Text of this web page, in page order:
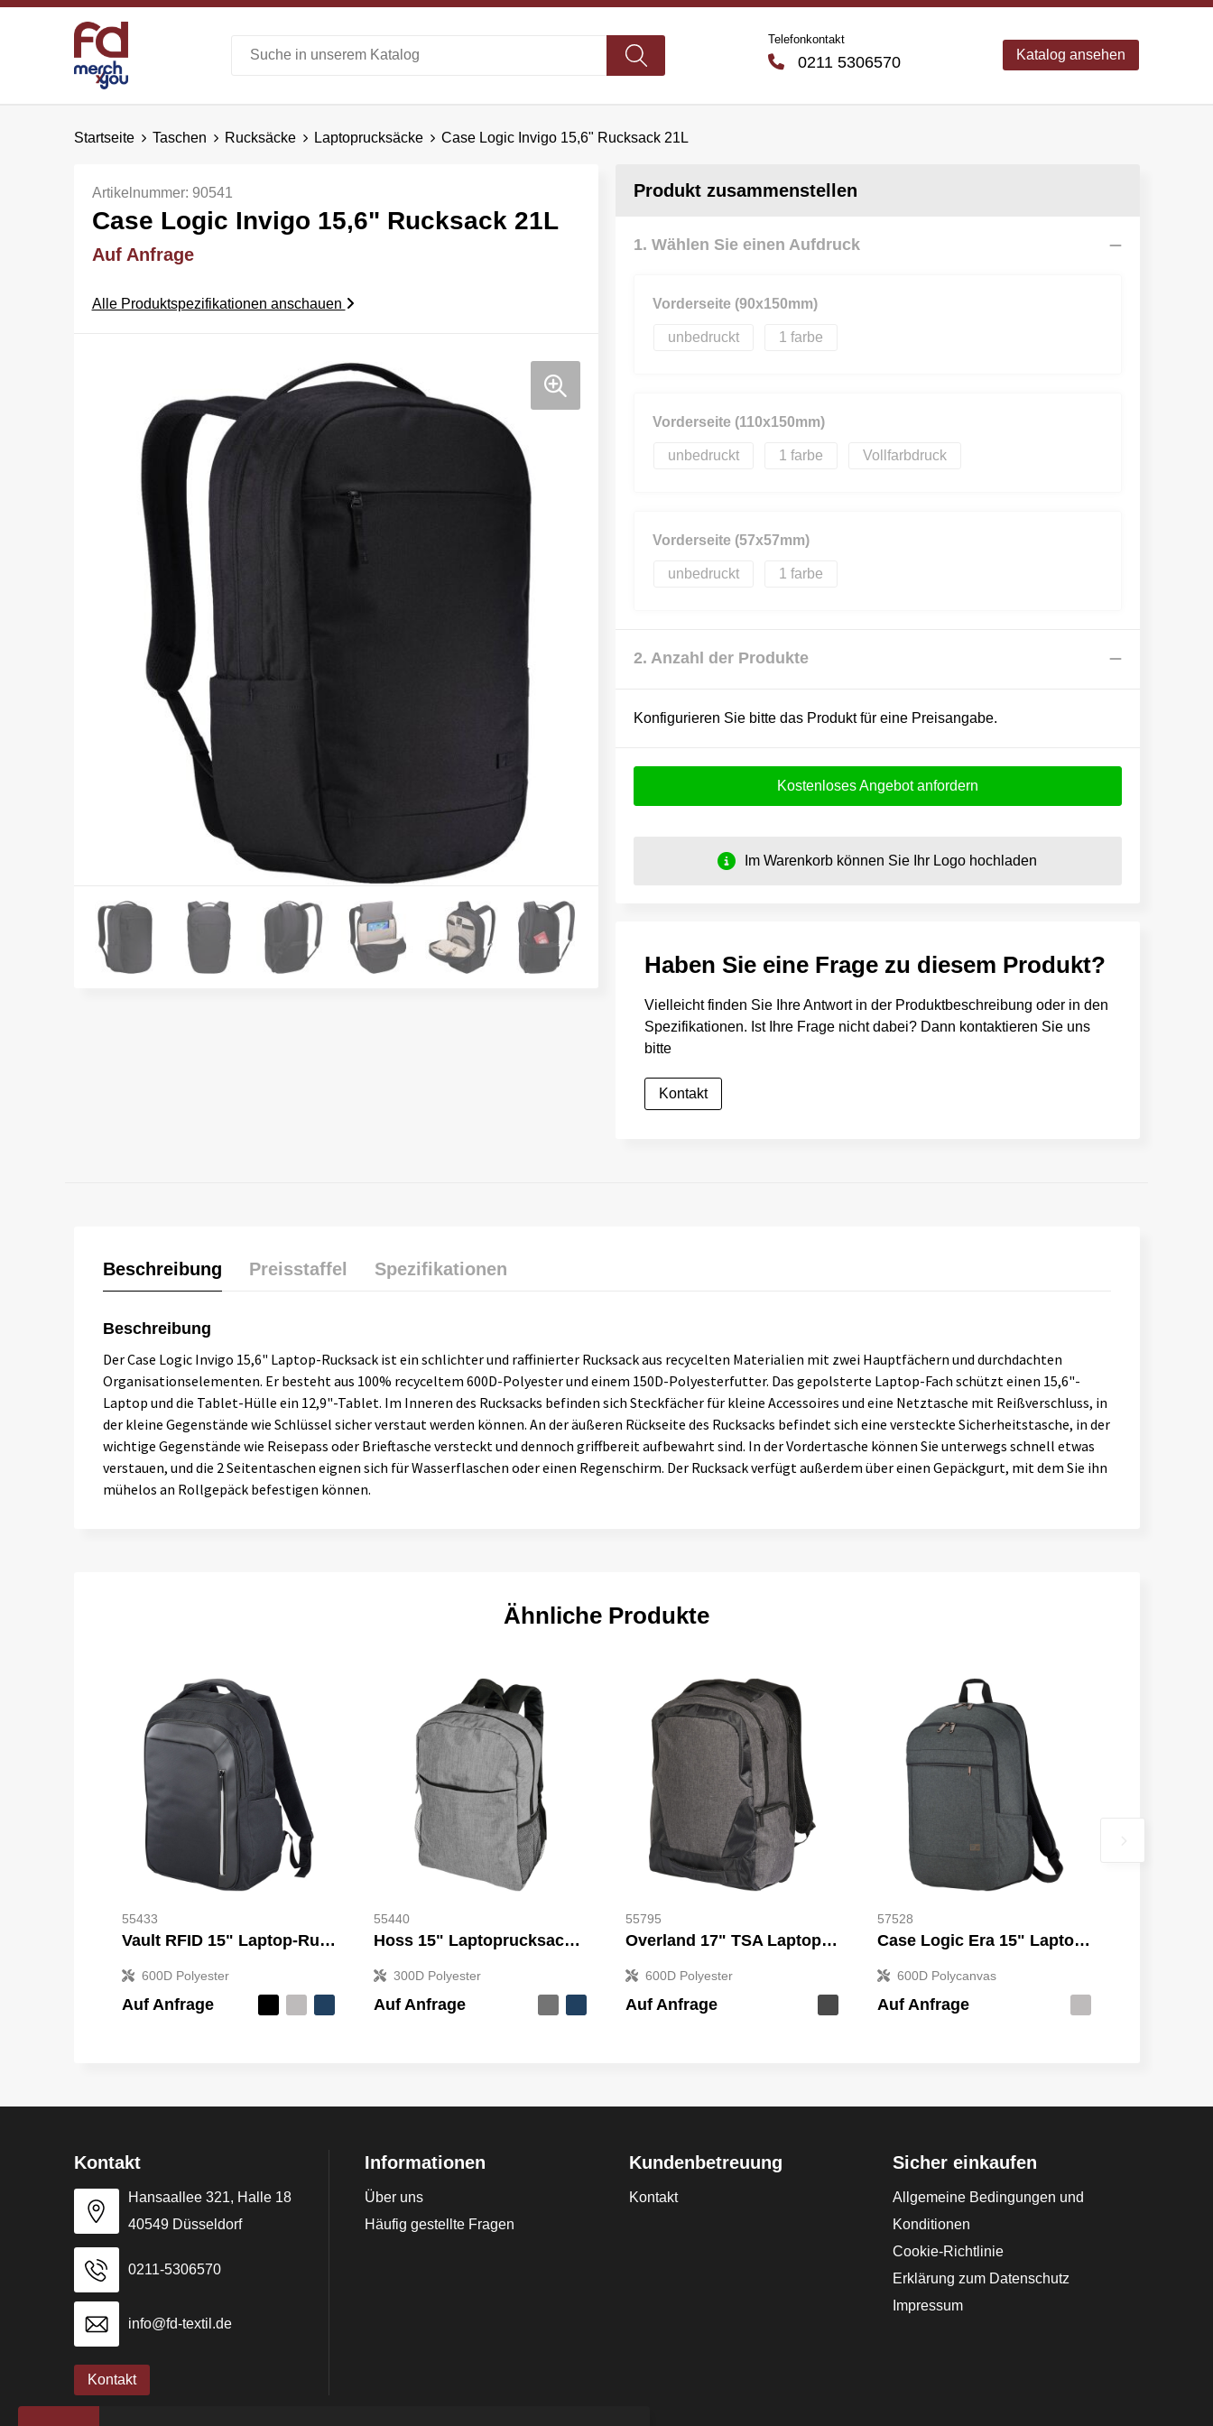
Telefonkontakt
0211 5306570 Katalog ansehen
Startseite Taschen Rucksäcke Laptoprucksäcke Case Logic Invigo 15,6" Rucksack 21L
Artikelnummer: 90541
Case Logic Invigo 15,6" Rucksack 21L
Auf Anfrage
Alle Produktspezifikationen anschauen
Produkt zusammenstellen
1. Wählen Sie einen Aufdruck
Vorderseite (90x150mm)
unbedruckt 1
Vorderseite (110x150mm)
unbedruckt 1 Vollfarbdruck
Vorderseite (57x57mm)
unbedruckt 1
2. Anzahl der Produkte
Konfigurieren Sie bitte das Produkt für eine Preisangabe.
Kostenloses Angebot anfordern
Im Warenkorb können Sie Ihr Logo hochladen
Haben Sie eine Frage zu diesem Produkt?
Vielleicht finden Sie Ihre Antwort in der Produktbeschreibung oder in den
Spezifikationen. Ist Ihre Frage nicht dabei? Dann kontaktieren Sie uns
bitte
Kontakt
Beschreibung Preisstaffel Spezifikationen
Beschreibung
Der Case Logic Invigo 15,6" Laptop-Rucksack ist ein schlichter und raffinierter Rucksack aus recycelten Materialien mit zwei Hauptfächern und durchdachten
Organisationselementen. Er besteht aus 100% recyceltem 600D-Polyester und einem 150D-Polyesterfutter. Das gepolsterte Laptop-Fach schützt einen 15,6"-
Laptop und die Tablet-Hülle ein 12,9"-Tablet. Im Inneren des Rucksacks befinden sich Steckfächer für kleine Accessoires und eine Netztasche mit Reißverschluss, in
der kleine Gegenstände wie Schlüssel sicher verstaut werden können. An der äußeren Rückseite des Rucksacks befindet sich eine versteckte Sicherheitstasche, in der
wichtige Gegenstände wie Reisepass oder Brieftasche versteckt und dennoch griffbereit aufbewahrt sind. In der Vordertasche können Sie unterwegs schnell etwas
verstauen, und die 2 Seitentaschen eignen sich für Wasserflaschen oder einen Regenschirm. Der Rucksack verfügt außerdem über einen Gepäckgurt, mit dem Sie ihn
mühelos an Rollgepäck befestigen können.
Ähnliche Produkte
55433
Vault RFID 15" Laptop-Rucksack 16L
600D Polyester
Auf Anfrage
55440
Hoss 15" Laptoprucksack 18L
300D Polyester
Auf Anfrage
55795
Overland 17" TSA Laptop-Rucksack 18L
600D Polyester
Auf Anfrage
57528
Case Logic Era 15" Laptop-Rucksack 23L
600D Polycanvas
Auf Anfrage
Kontakt
Hansaallee 321, Halle 18
40549 Düsseldorf
0211-5306570
info@fd-textil.de
Kontakt
Informationen
Über uns
Häufig gestellte Fragen
Kundenbetreuung
Kontakt
Sicher einkaufen
Allgemeine Bedingungen und
Konditionen
Cookie-Richtlinie
Erklärung zum Datenschutz
Impressum